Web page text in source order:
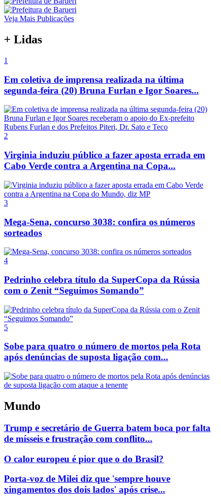
Veja Mais Publicações
+ Lidas
1
Em coletiva de imprensa realizada na última
segunda-feira (20) Bruna Furlan e Igor Soares...
2
Virginia induziu público a fazer aposta errada em
Cabo Verde contra a Argentina na Copa...
3
Mega-Sena, concurso 3038: confira os números
sorteados
4
Pedrinho celebra título da SuperCopa da Rússia
com o Zenit “Seguimos Somando”
5
Sobe para quatro o número de mortos pela Rota
após denúncias de suposta ligação com...
Mundo
Trump e secretário de Guerra batem boca por falta
de mísseis e frustração com conflito...
O calor europeu é pior que o do Brasil?
Porta-voz de Milei diz que 'sempre houve
xingamentos dos dois lados' após crise...